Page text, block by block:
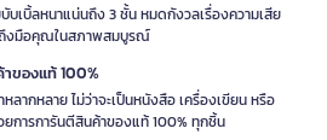
เบิ้ลหนาแน่นถึง 3 ชั้น หมดกังวลเรื่องความเสีย
งมือคุณในสภาพสมบูรณ์
ของแท้ 100%
ากหลาย ไม่ว่าจะเป็นหนังสือ เครื่องเขียน หรือ
การการันตีสินค้าของแท้ 100% ทุกชิ้น